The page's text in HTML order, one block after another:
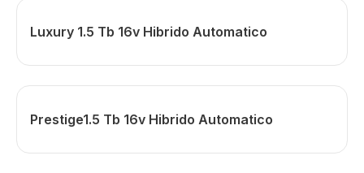
Luxury 1.5 Tb 16v Hibrido Automatico
Prestige1.5 Tb 16v Hibrido Automatico